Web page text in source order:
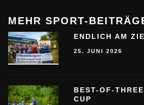
MEHR SPORT-
ENDLICH AM
25. JUNI 2026
BEST-OF-THREE
CUP